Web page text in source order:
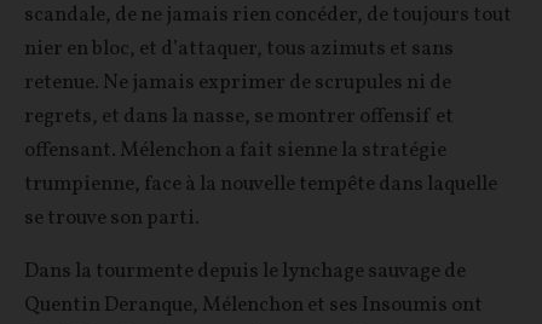
scandale, de ne jamais rien concéder, de toujours tout
nier en bloc, et d’attaquer, tous azimuts et sans
retenue. Ne jamais exprimer de scrupules ni de
regrets, et dans la nasse, se montrer offensif et
offensant. Mélenchon a fait sienne la stratégie
trumpienne, face à la nouvelle tempête dans laquelle
se trouve son parti.
Dans la tourmente depuis le lynchage sauvage de
Quentin Deranque, Mélenchon et ses Insoumis ont